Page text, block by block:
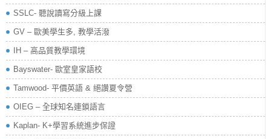
SSLC- 聽說讀寫分級上課
GV – 歐美學生多, 教學活潑
IH – 高品質教學環境
Bayswater- 歐室皇家語校
Tamwood- 平價英語 & 絕讚夏令營
OIEG – 全球知名連鎖語言
Kaplan- K+學習系統進步保證